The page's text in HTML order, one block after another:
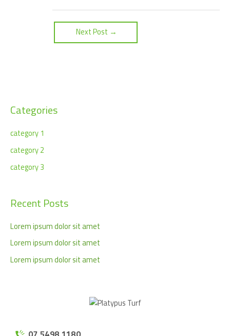
Categories
category 1
category 2
category 3
Recent Posts
Lorem ipsum dolor sit amet
Lorem ipsum dolor sit amet
Lorem ipsum dolor sit amet
Next Post →